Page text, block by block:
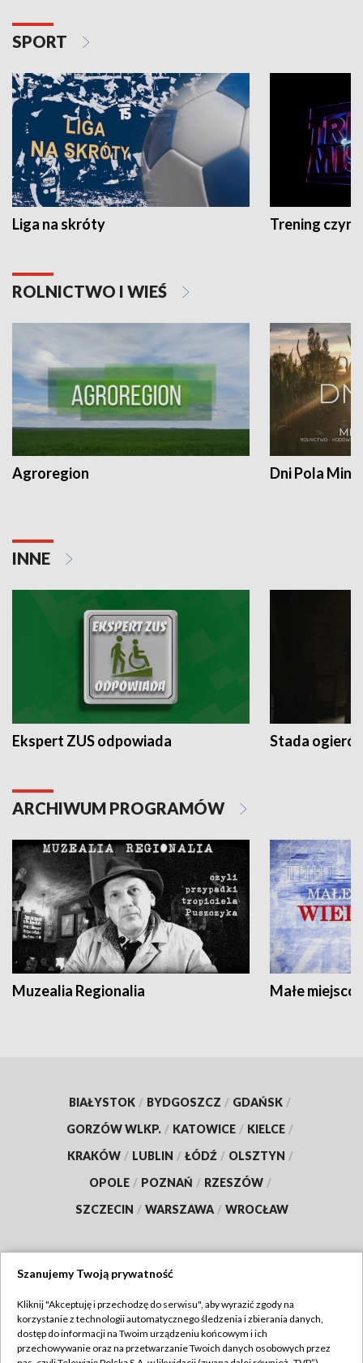
SPORT
Liga na skróty Trening czyni
ROLNICTWO I WIEŚ
Agroregion Dni Pola
INNE
Ekspert ZUS odpowiada Stada
ARCHIWUM PROGRAMÓW
Muzealia Regionalia Małe
BIAŁYSTOK / BYDGOSZCZ / GDAŃSK /
GORZÓW WLKP. / KATOWICE / KIELCE /
KRAKÓW / LUBLIN / ŁÓDŹ / OLSZTYN /
OPOLE / POZNAŃ / RZESZÓW /
SZCZECIN / WARSZAWA / WROCŁAW
TVP
Abonament TVP
Regulamin TVP
Szanujemy Twoją prywatność
Kliknij "Akceptuję i przechodzę do serwisu", aby wyrazić zgody na
korzystanie z technologii automatycznego śledzenia i zbierania danych,
dostęp do informacji na Twoim urządzeniu końcowym i ich
przechowywanie oraz na przetwarzanie Twoich danych osobowych przez